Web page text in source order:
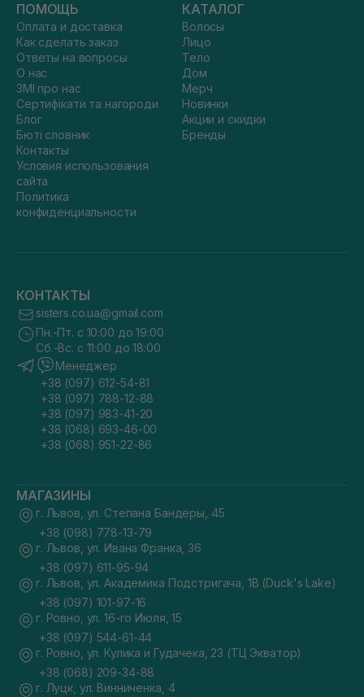
ПОМОЩЬ
Оплата и доставка
Как сделать заказ
Ответы на вопросы
О нас
ЗМІ про нас
Сертифікати та нагороди
Блог
Бюті словник
Контакты
Условия использования
сайта
Политика
конфиденциальности
КАТАЛОГ
Волосы
Лицо
Тело
Дом
Мерч
Новинки
Акции и скидки
Бренды
КОНТАКТЫ
sisters.co.ua@gmail.com
Пн.-Пт. с 10:00 до 19:00
Сб.-Вс. с 11:00 до 18:00
Менеджер
+38 (097) 612-54-81
+38 (097) 788-12-88
+38 (097) 983-41-20
+38 (068) 693-46-00
+38 (068) 951-22-86
МАГАЗИНЫ
г. Львов, ул. Степана Бандеры, 45
+38 (098) 778-13-79
г. Львов, ул. Ивана Франка, 36
+38 (097) 611-95-94
г. Львов, ул. Академика Подстригача, 1В (Duck's Lake)
+38 (097) 101-97-16
г. Ровно, ул. 16-го Июля, 15
+38 (097) 544-61-44
г. Ровно, ул. Кулика и Гудачека, 23 (ТЦ Экватор)
+38 (068) 209-34-88
г. Луцк, ул. Винниченка, 4